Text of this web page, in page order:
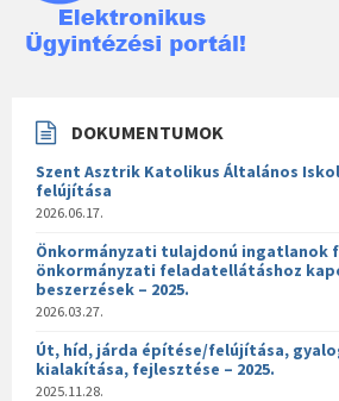
DOKUMENTUMOK
Szent Asztrik Katolikus Általános
felújítása
2026.06.17.
Önkormányzati tulajdonú ingatlanok
önkormányzati feladatellátáshoz
beszerzések – 2025.
2026.03.27.
Út, híd, járda építése/felújítása,
kialakítása, fejlesztése – 2025.
2025.11.28.